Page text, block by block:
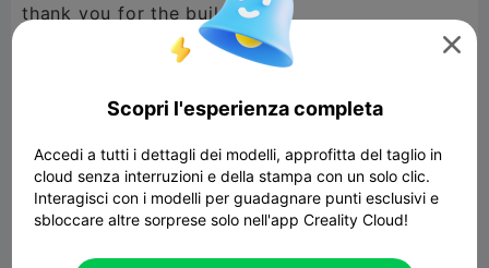
thank you for the build!

Scopri l'esperienza completa
Accedi a tutti i dettagli dei modelli, approfitta del taglio in
cloud senza interruzioni e della stampa con un solo clic.
Interagisci con i modelli per guadagnare punti esclusivi e
sbloccare altre sorprese solo nell'app Creality Cloud!